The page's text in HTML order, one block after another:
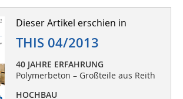
Dieser Artikel erschien in
THIS 04/2013
40 JAHRE ERFAHRUNG
Polymerbeton – Großteile aus Reith
HOCHBAU